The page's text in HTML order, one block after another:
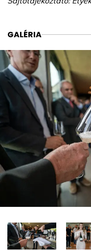
GALÉRIA